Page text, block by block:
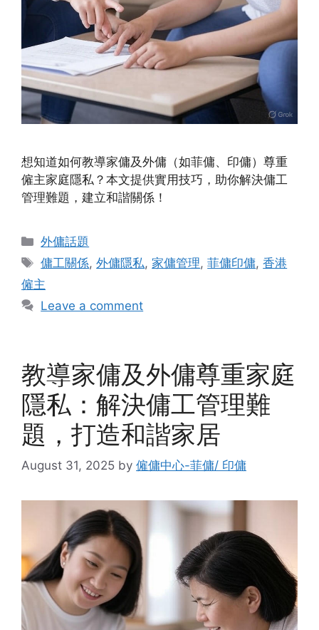
想知道如何教導家傭及外傭（如菲傭、印傭）尊重
僱主家庭隱私？本文提供實用技巧，助你解決傭工
管理難題，建立和諧關係！
Categories
外傭話題
Tags
傭工關係,外傭隱私, 家傭管理,菲傭印傭,香港
僱主
Leave a comment
教導家傭及外傭尊重家庭
隱私：解決傭工管理難
題，打造和諧家居
August 31, 2025 by 僱傭中心-菲傭/ 印傭